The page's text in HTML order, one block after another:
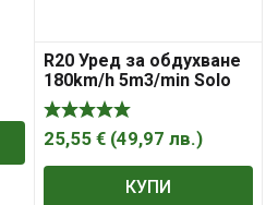
R20 Уред за обдухване
180km/h 5m3/min Solo
RDP-YBL20
25,55 € (49,97 лв.)
КУПИ